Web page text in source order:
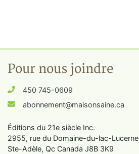
Pour nous joindre
450 745-0609
abonnement@maisonsaine.ca
Éditions du 21e siècle Inc.
2955, rue du Domaine-du-lac-Lucerne
Ste-Adèle, Qc Canada J8B 3K9